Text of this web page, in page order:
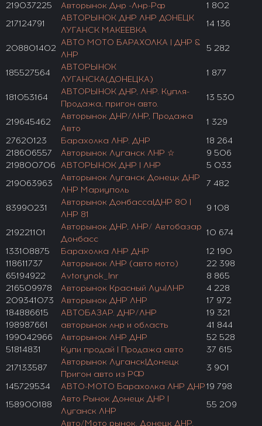
219037225
Авторынок Днр -Лнр-Рф
1 802
217124791
АВТОРЫНОК ДНР ЛНР ДОНЕЦК
ЛУГАНСК МАКЕЕВКА
14 136
208801402
АВТО МОТО БАРАХОЛКА | ДНР &
ЛНР
5 282
185527564
АВТОРЫНОК
ЛУГАНСКА(ДОНЕЦКА)
1 877
181053164
АВТОРЫНОК ДНР, ЛНР. Купля-
Продажа, пригон авто.
13 530
219645462
Авторынок ДНР/ЛНР, Продажа
Авто
1 329
27620123
Барахолка ЛНР. ДНР
18 264
218606557
Авторынок Луганск ЛНР ☆
9 506
219800706 АВТОРЫНОК ДНР | ЛНР
5 033
219063963
Авторынок Луганск Донецк ДНР
ЛНР Мариуполь
7 482
83990231
Авторынок Донбасса|ДНР 80 |
ЛНР 81
9 108
219221101
Авторынок ДНР, ЛНР/ Автобазар
Донбасс
10 674
133108875
Барахолка ЛНР ДНР
12 190
118611737
Авторынок ЛНР (авто мото)
22 398
65194922
Avtorynok_lnr
8 865
216509978
Авторынок Красный Луч|ЛНР
4 228
209341073
Авторынок ДНР ЛНР
17 972
184886615
АВТОБАЗАР. ДНР/ЛНР
19 321
198987661
авторынок лнр и область
41 844
199042966
Авторынок ЛНР ДНР
52 528
51814831
Купи продай | Продажа авто
37 615
217133587
Авторынок Луганск|Донецк
Пригон авто из РФ
3 901
145729534
АВТО-МОТО Барахолка ЛНР ДНР19 798
158900188
Авто Рынок Донецк ДНР |
Луганск ЛНР
55 209
Авто/Мото рынок. Донецк ДНР,